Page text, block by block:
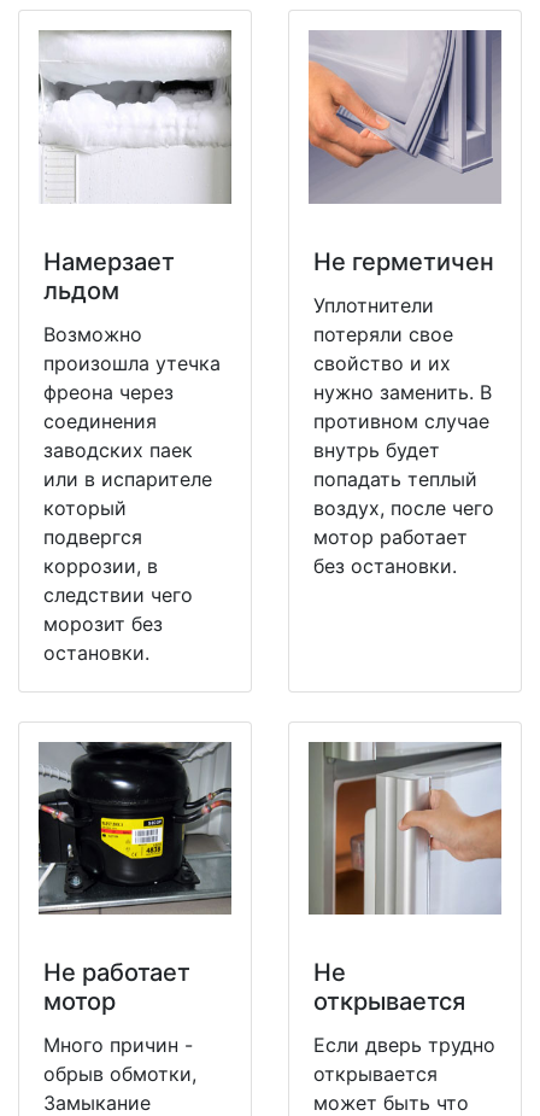
Намерзает
льдом
Возможно
произошла утечка
фреона через
соединения
заводских паек
или в испарителе
который
подвергся
коррозии, в
следствии чего
морозит без
остановки.
Не герметичен
Уплотнители
потеряли свое
свойство и их
нужно заменить. В
противном случае
внутрь будет
попадать теплый
воздух, после чего
мотор работает
без остановки.
Не работает
мотор
Много причин -
обрыв обмотки,
Замыкание
Не
открывается
Если дверь трудно
открывается
может быть что